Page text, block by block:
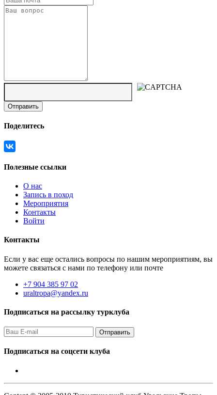
Поделитесь
Полезные ссылки
О нас
Запись в поход
Мероприятия
Контакты
Войти
Контакты
Если у вас еще остались вопросы по нашим мероприятиям, вы
можете связаться с нами по телефону или почте
+7 904 385 97 02
uraltropa@yandex.ru
Подписаться на рассылку турклуба
Подписаться на соцсети клуба